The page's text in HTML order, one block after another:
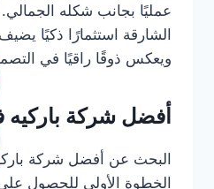
عمليًا بجانب شكله
الشارقة استثمارًا ذكيًا
ويعكس ذوقًا راقيًا في
أفضل شركة باركيه
البحث عن أفضل شركة
الخطوة الأولى للحصول